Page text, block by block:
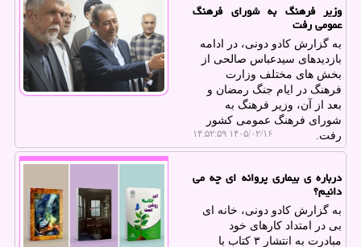
وزیر فرهنگ به شورای فرهنگ
عمومی رفت
به گزارش کادو دونی، در ادامه
بازدیدهای سیدعباس صالحی از
بخش های مختلف وزارت
فرهنگ در ایام جنگ رمضان و
بعد از آن، وزیر فرهنگ به
شورای فرهنگ عمومی کشور
رفت.
۱۴۰۵/۰۲/۱۶ ۱۴:۵۲:۵۹
درباره ی بیماری پروانه ای چه می
دانیم؟
به گزارش کادو دونی، خانه ای
بی در امتداد کارهای خود
مبادرت به انتشار ۳ کتاب با